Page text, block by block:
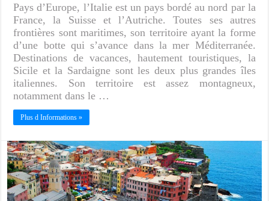
Pays d’Europe, l’Italie est un pays bordé au nord par la
France, la Suisse et l’Autriche. Toutes ses autres
frontières sont maritimes, son territoire ayant la forme
d’une botte qui s’avance dans la mer Méditerranée.
Destinations de vacances, hautement touristiques, la
Sicile et la Sardaigne sont les deux plus grandes îles
italiennes. Son territoire est assez montagneux,
notamment dans le …
Plus d Informations »